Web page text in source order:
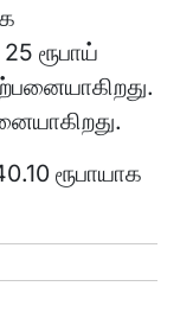
ரூபாய்
ரூபாயாக